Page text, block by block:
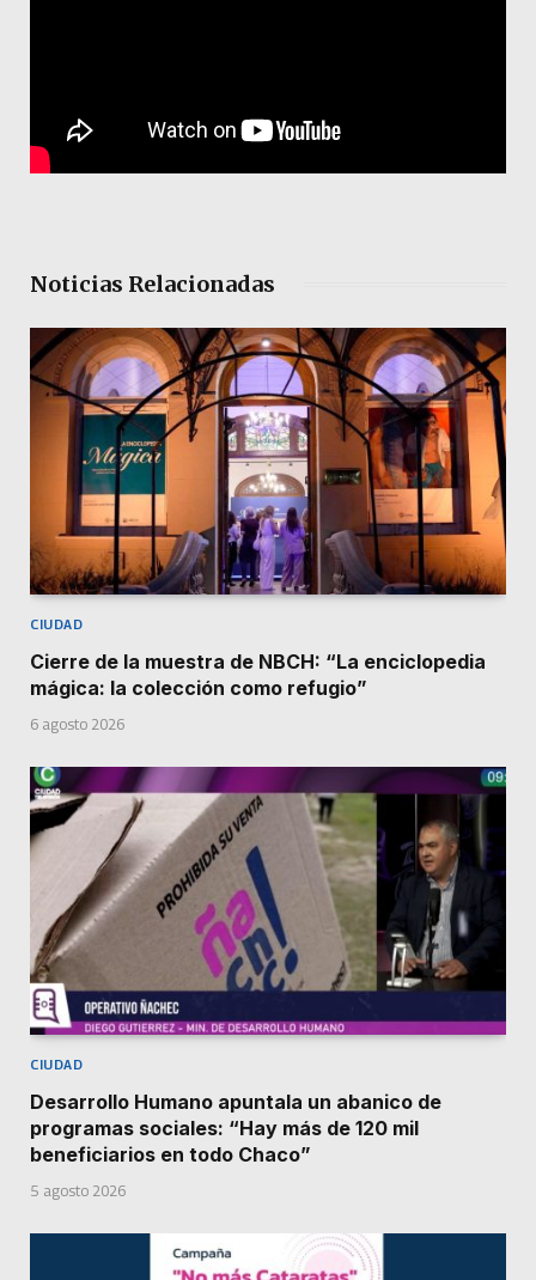
Noticias Relacionadas
CIUDAD
Cierre de la muestra de NBCH: “La enciclopedia
mágica: la colección como refugio”
6 agosto 2026
CIUDAD
Desarrollo Humano apuntala un abanico de
programas sociales: “Hay más de 120 mil
beneficiarios en todo Chaco”
5 agosto 2026